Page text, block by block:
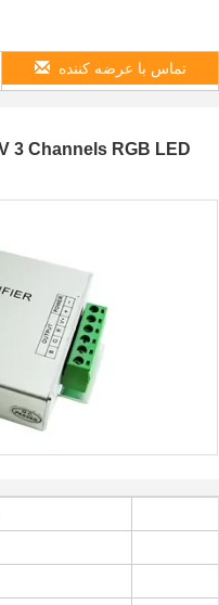
تماس با عرضه کننده
3 Channels RGB LED